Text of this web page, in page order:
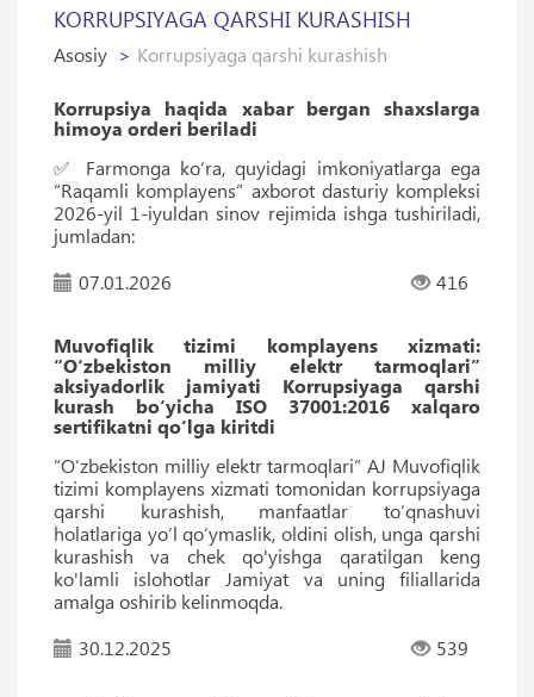
KORRUPSIYAGA QARSHI KURASHISH
Asosiy Korrupsiyaga qarshi kurashish
Korrupsiya haqida xabar bergan shaxslarga
himoya orderi beriladi
✅ Farmonga ko‘ra, quyidagi imkoniyatlarga ega
“Raqamli komplayens” axborot dasturiy kompleksi
2026-yil 1-iyuldan sinov rejimida ishga tushiriladi,
jumladan:
07.01.2026
416
Muvofiqlik tizimi komplayens xizmati:
“O‘zbekiston milliy elektr tarmoqlari”
aksiyadorlik jamiyati Korrupsiyaga qarshi
kurash bo‘yicha ISO 37001:2016 xalqaro
sertifikatni qo‘lga kiritdi
“O‘zbekiston milliy elektr tarmoqlari” AJ Muvofiqlik
tizimi komplayens xizmati tomonidan korrupsiyaga
qarshi kurashish, manfaatlar to‘qnashuvi
holatlariga yo‘l qo‘ymaslik, oldini olish, unga qarshi
kurashish va chek qo'yishga qaratilgan keng
ko'lamli islohotlar Jamiyat va uning filiallarida
amalga oshirib kelinmoqda.
30.12.2025
539